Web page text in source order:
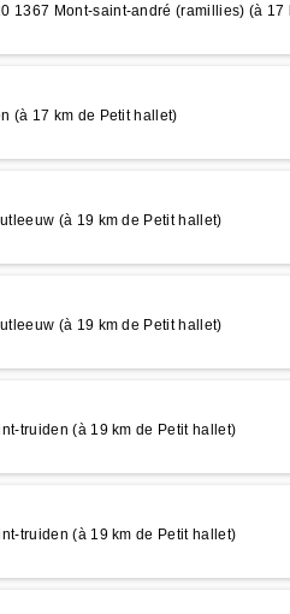
1367 Mont-saint-andré (ramillies) (à
(à 17 km de Petit hallet)
(à 19 km de Petit hallet)
(à 19 km de Petit hallet)
truiden (à 19 km de Petit hallet)
truiden (à 19 km de Petit hallet)